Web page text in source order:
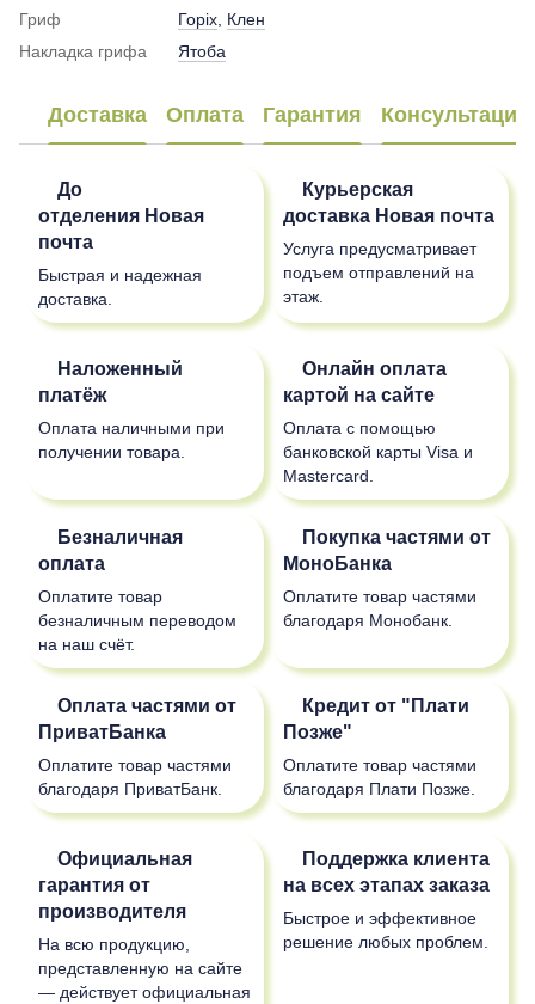
Гриф Горіх Клен
Накладка грифа
Ятоба
Доставка Оплата Гарантия Консультация
До
отделения Новая
почта
Быстрая и надежная
доставка.
Курьерская
доставка Новая почта
Услуга предусматривает
подъем отправлений на
этаж.
Наложенный
платёж
Оплата наличными при
получении товара.
Онлайн оплата
картой на сайте
Оплата с помощью
банковской карты Visa и
Mastercard.
Безналичная
оплата
Оплатите товар
безналичным переводом
на наш счёт.
Покупка частями от
МоноБанка
Оплатите товар частями
благодаря Монобанк.
Оплата частями от
ПриватБанка
Оплатите товар частями
благодаря ПриватБанк.
Кредит от "Плати
Позже"
Оплатите товар частями
благодаря Плати Позже.
Официальная
гарантия от
производителя
На всю продукцию,
представленную на сайте
— действует официальная
Поддержка клиента
на всех этапах заказа
Быстрое и эффективное
решение любых проблем.